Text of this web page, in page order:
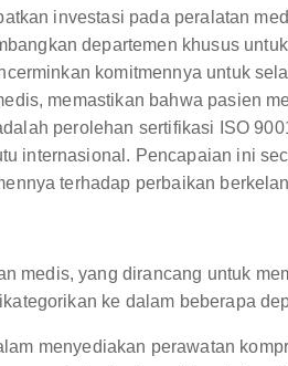
investasi pada peralatan
departemen khusus
komitmennya untuk
memastikan bahwa pasien
perolehan sertifikasi ISO
internasional. Pencapaian ini
terhadap perbaikan
medis, yang dirancang untuk
ke dalam beberapa
menyediakan perawatan